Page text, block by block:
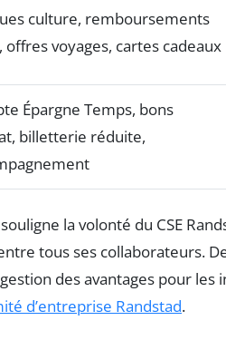
culture, remboursements
offres voyages, cartes cadeaux
Épargne Temps, bons
billetterie réduite,
la volonté du CSE
tous ses collaborateurs.
des avantages pour
d’entreprise Randstad.